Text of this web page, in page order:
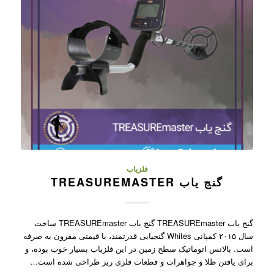
فلزیاب
گنج یاب TREASUREMASTER
گنج یاب TREASUREmaster گنج یاب TREASUREmaster ساخت
سال ۲۰۱۵ کمپانی Whites گنجیابی قدرتمند، با قیمتی مقرون به صرفه
است. بالانس اتوماتیک سطح زمین در این فلزیاب بسیار خوب بوده، و
برای یافتن طلا و جواهرات و قطعات فلزی ریز طراحی شده است…